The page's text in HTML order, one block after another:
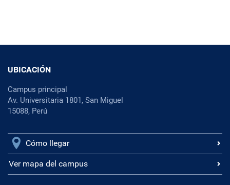
UBICACIÓN
Campus principal
Av. Universitaria 1801, San Miguel
15088, Perú
Cómo llegar
Ver mapa del campus